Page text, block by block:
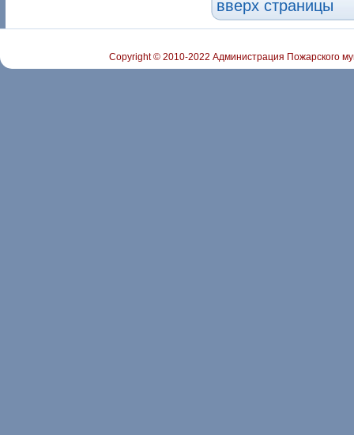
вверх страницы
Copyright © 2010-2022 Администрация Пожарского